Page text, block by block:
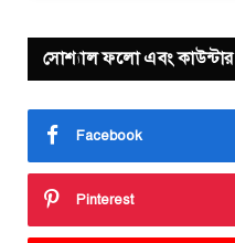
সোশ্যাল ফলো এবং কাউন্টার
Facebook
Pinterest